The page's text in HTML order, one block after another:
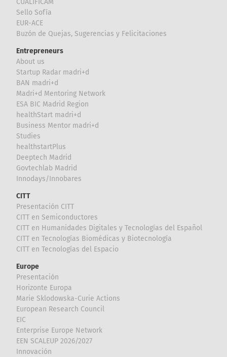
CUALIFICAM
Sello Sofía
EUR-ACE
Buzón de Quejas, Sugerencias y Felicitaciones
Entrepreneurs
About us
Startup Radar madri+d
BAN madri+d
Madri+d Mentoring Network
ESA BIC Madrid Region
healthStart madri+d
Business Mentor madri+d
Studies
healthstartPlus
Deeptech Madrid
Govtechlab Madrid
Innodays/Innobares
CITT
Presentación CITT
CITT en Semiconductores
CITT en Humanidades Digitales y Tecnologías del Español
CITT en Tecnologías Biomédicas y Biotecnología
CITT en Tecnologías del Espacio
Europe
Presentación
Horizonte Europa
Marie Sklodowska-Curie Actions
European Research Council
EIC
Enterprise Europe Network
EEN SCALEUP 2026/2027
Innovación